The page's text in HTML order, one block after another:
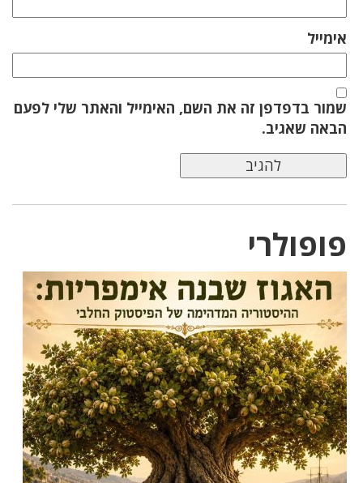
אימייל
שמור בדפדפן זה את השם, האימייל והאתר שלי לפעם
הבאה שאגיב.
פופולרי